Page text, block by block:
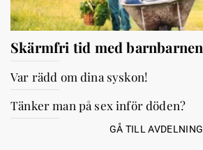
Skärmfri tid med barnbarnen
Var rädd om dina syskon!
Tänker man på sex inför döden?
GÅ TILL AVDELNING